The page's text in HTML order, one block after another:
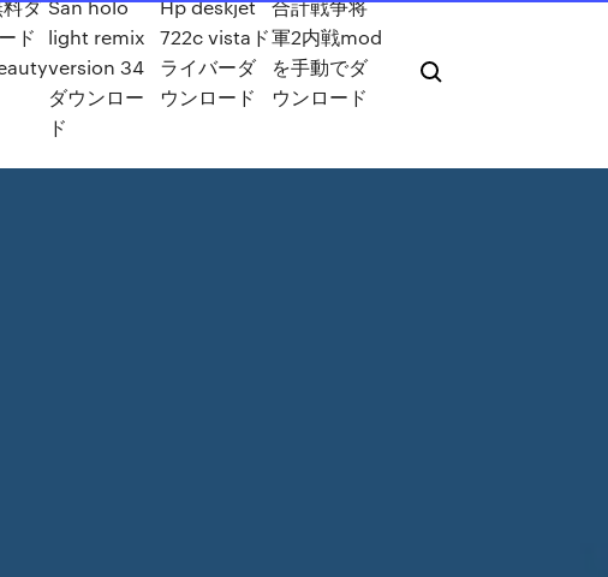
ダ
ド
San holo
light remix
version 34
ダウンロー
ド
Hp deskjet
722c vistaド
ライバーダ
ウンロード
合計戦争将
軍2内戦mod
を手動でダ
ウンロード